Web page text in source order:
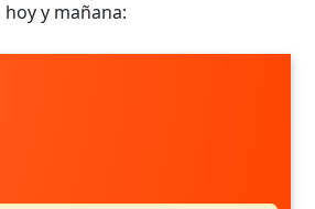
y mañana: